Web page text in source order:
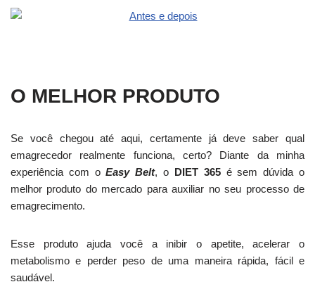
O MELHOR PRODUTO
Se você chegou até aqui, certamente já deve saber qual
emagrecedor realmente funciona, certo? Diante da minha
experiência com oEasy Belt, o DIET 365 é sem dúvida o
melhor produto do mercado para auxiliar no seu processo de
emagrecimento.
Esse produto ajuda você a inibir o apetite, acelerar o
metabolismo e perder peso de uma maneira rápida, fácil e
saudável.